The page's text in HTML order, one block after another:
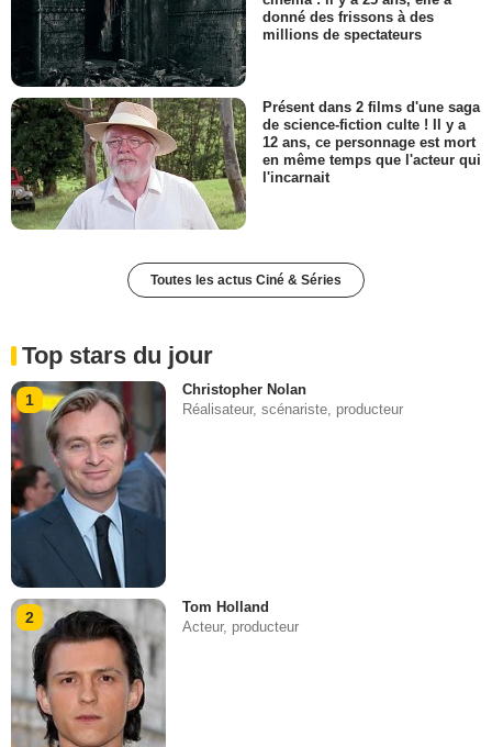
donné des frissons à des
millions de spectateurs
Présent dans 2 films d'une saga
de science-fiction culte ! Il y a
12 ans, ce personnage est mort
en même temps que l'acteur qui
l'incarnait
Toutes les actus Ciné & Séries
Top stars du jour
1
Christopher Nolan
Réalisateur, scénariste, producteur
2
Tom Holland
Acteur, producteur